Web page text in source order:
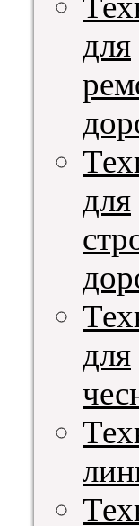
для
для
для